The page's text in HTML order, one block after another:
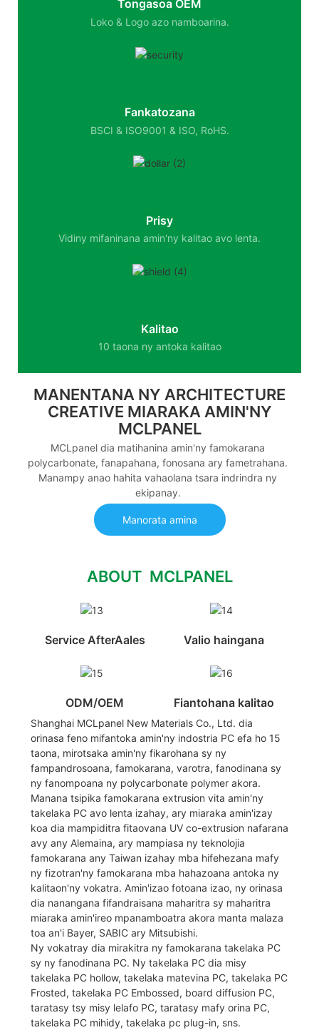
Tongasoa OEM
Loko & Logo azo namboarina.
Fankatozana
BSCI & ISO9001 & ISO, RoHS.
Prisy
Vidiny mifaninana amin'ny kalitao avo lenta.
Kalitao
10 taona ny antoka kalitao
MANENTANA NY ARCHITECTURE
CREATIVE MIARAKA AMIN'NY
MCLPANEL
MCLpanel dia matihanina amin'ny famokarana
polycarbonate, fanapahana, fonosana ary fametrahana.
Manampy anao hahita vahaolana tsara indrindra ny
ekipanay.
Manorata amina
ABOUT MCLPANEL
Service AfterAales Valio haingana
ODM/OEM Fiantohana kalitao
Shanghai MCLpanel New Materials Co., Ltd. dia
orinasa feno mifantoka amin'ny indostria PC efa ho 15
taona, mirotsaka amin'ny fikarohana sy ny
fampandrosoana, famokarana, varotra, fanodinana sy
ny fanompoana ny polycarbonate polymer akora.
Manana tsipika famokarana extrusion vita amin'ny
takelaka PC avo lenta izahay, ary miaraka amin'izay
koa dia mampiditra fitaovana UV co-extrusion nafarana
avy any Alemaina, ary mampiasa ny teknolojia
famokarana any Taiwan izahay mba hifehezana mafy
ny fizotran'ny famokarana mba hahazoana antoka ny
kalitaon'ny vokatra. Amin'izao fotoana izao, ny orinasa
dia nanangana fifandraisana maharitra sy maharitra
miaraka amin'ireo mpanamboatra akora manta malaza
toa an'i Bayer, SABIC ary Mitsubishi.
Ny vokatray dia mirakitra ny famokarana takelaka PC
sy ny fanodinana PC. Ny takelaka PC dia misy
takelaka PC hollow, takelaka matevina PC, takelaka PC
Frosted, takelaka PC Embossed, board diffusion PC,
taratasy tsy misy lelafo PC, taratasy mafy orina PC,
takelaka PC mihidy, takelaka pc plug-in, sns.